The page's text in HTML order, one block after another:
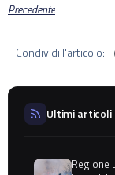
Precedente
Condividi l'articolo:
Ultimi articoli
Regione